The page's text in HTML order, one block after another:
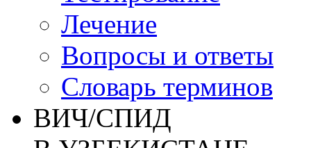
Лечение
Вопросы и ответы
Словарь терминов
ВИЧ/СПИД